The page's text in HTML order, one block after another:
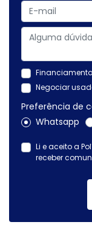
Negociar
Preferência de
Whatsapp
Li e aceito a
receber